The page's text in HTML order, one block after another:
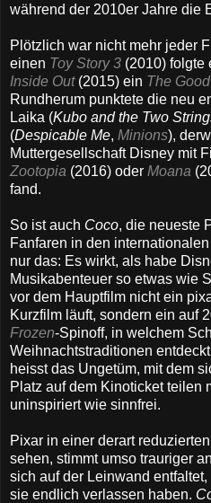
während der 2010er Jahre die
Plötzlich war nicht mehr jeder
einen Toy Story 3 (2010) folgte
Inside Out(2015) ein The
Rundherum punktete die neu
Laika (Kubo and the Two
(Despicable Me, Minions),
Muttergesellschaft Disney mit
Zootopia (2016) oder Moana
fand.
So ist auch Coco, die neueste
Fanfaren in den
nur das: Es wirkt, als habe
Musikabenteuer so etwas wie
vor dem Hauptfilm nicht ein
Kurzfilm läuft, sondern ein auf
Frozen-Spinoff, in welchem
Weihnachtstraditionen
heisst das Ungetüm, mit dem
Platz auf dem Kinoticket teilen
uninspiriert wie sinnfrei.
Pixar in einer derart
sehen, stimmt umso trauriger
sich auf der Leinwand
sie endlich verlassen haben.